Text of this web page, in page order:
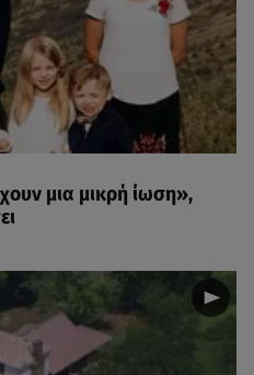
μια μικρή ίωση»,